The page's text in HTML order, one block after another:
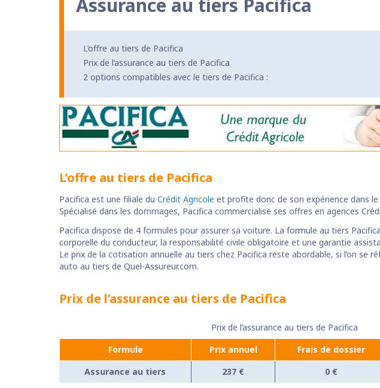
Assurance au tiers Pacifica
L’offre au tiers de Pacifica
Prix de l’assurance au tiers de Pacifica
2 options compatibles avec le tiers de Pacifica :
L’offre au tiers de Pacifica
Pacifica est une filiale du Crédit Agricole et profite donc de son expérience dans le
Spécialisé dans les dommages, Pacifica commercialise ses offres en agences
Pacifica dispose de 4 formules pour assurer sa voiture. La formule au tiers
corporelle du conducteur, la responsabilité civile obligatoire et une garantie
Le prix de la cotisation annuelle au tiers chez Pacifica reste abordable, si l’on se
auto au tiers de Quel-Assureur.com.
Prix de l’assurance au tiers de Pacifica
Prix de l’assurance au tiers de Pacifica
Formule
Prix annuel Frais de dossier
Assurance au tiers
237 € 0 €